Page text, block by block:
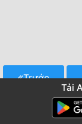
Trước
Truyện Cùng
Tải